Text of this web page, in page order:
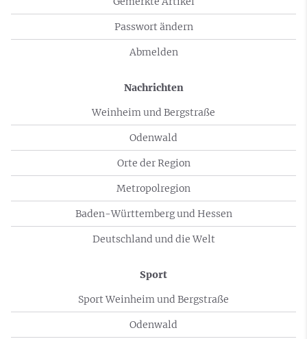
Passwort ändern
Abmelden
Nachrichten
Weinheim und Bergstraße
Odenwald
Orte der Region
Metropolregion
Baden-Württemberg und Hessen
Deutschland und die Welt
Sport
Sport Weinheim und Bergstraße
Odenwald